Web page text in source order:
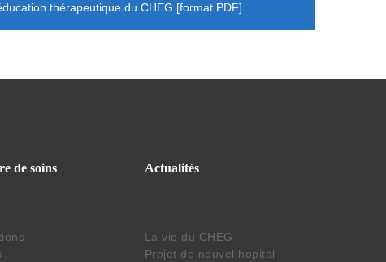
thérapeutique du CHEG
de soins Actualités
La vie du CHEG
Projet de nouvel hopital